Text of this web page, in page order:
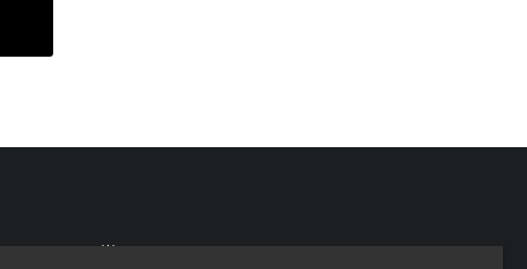
Женские велосипеды